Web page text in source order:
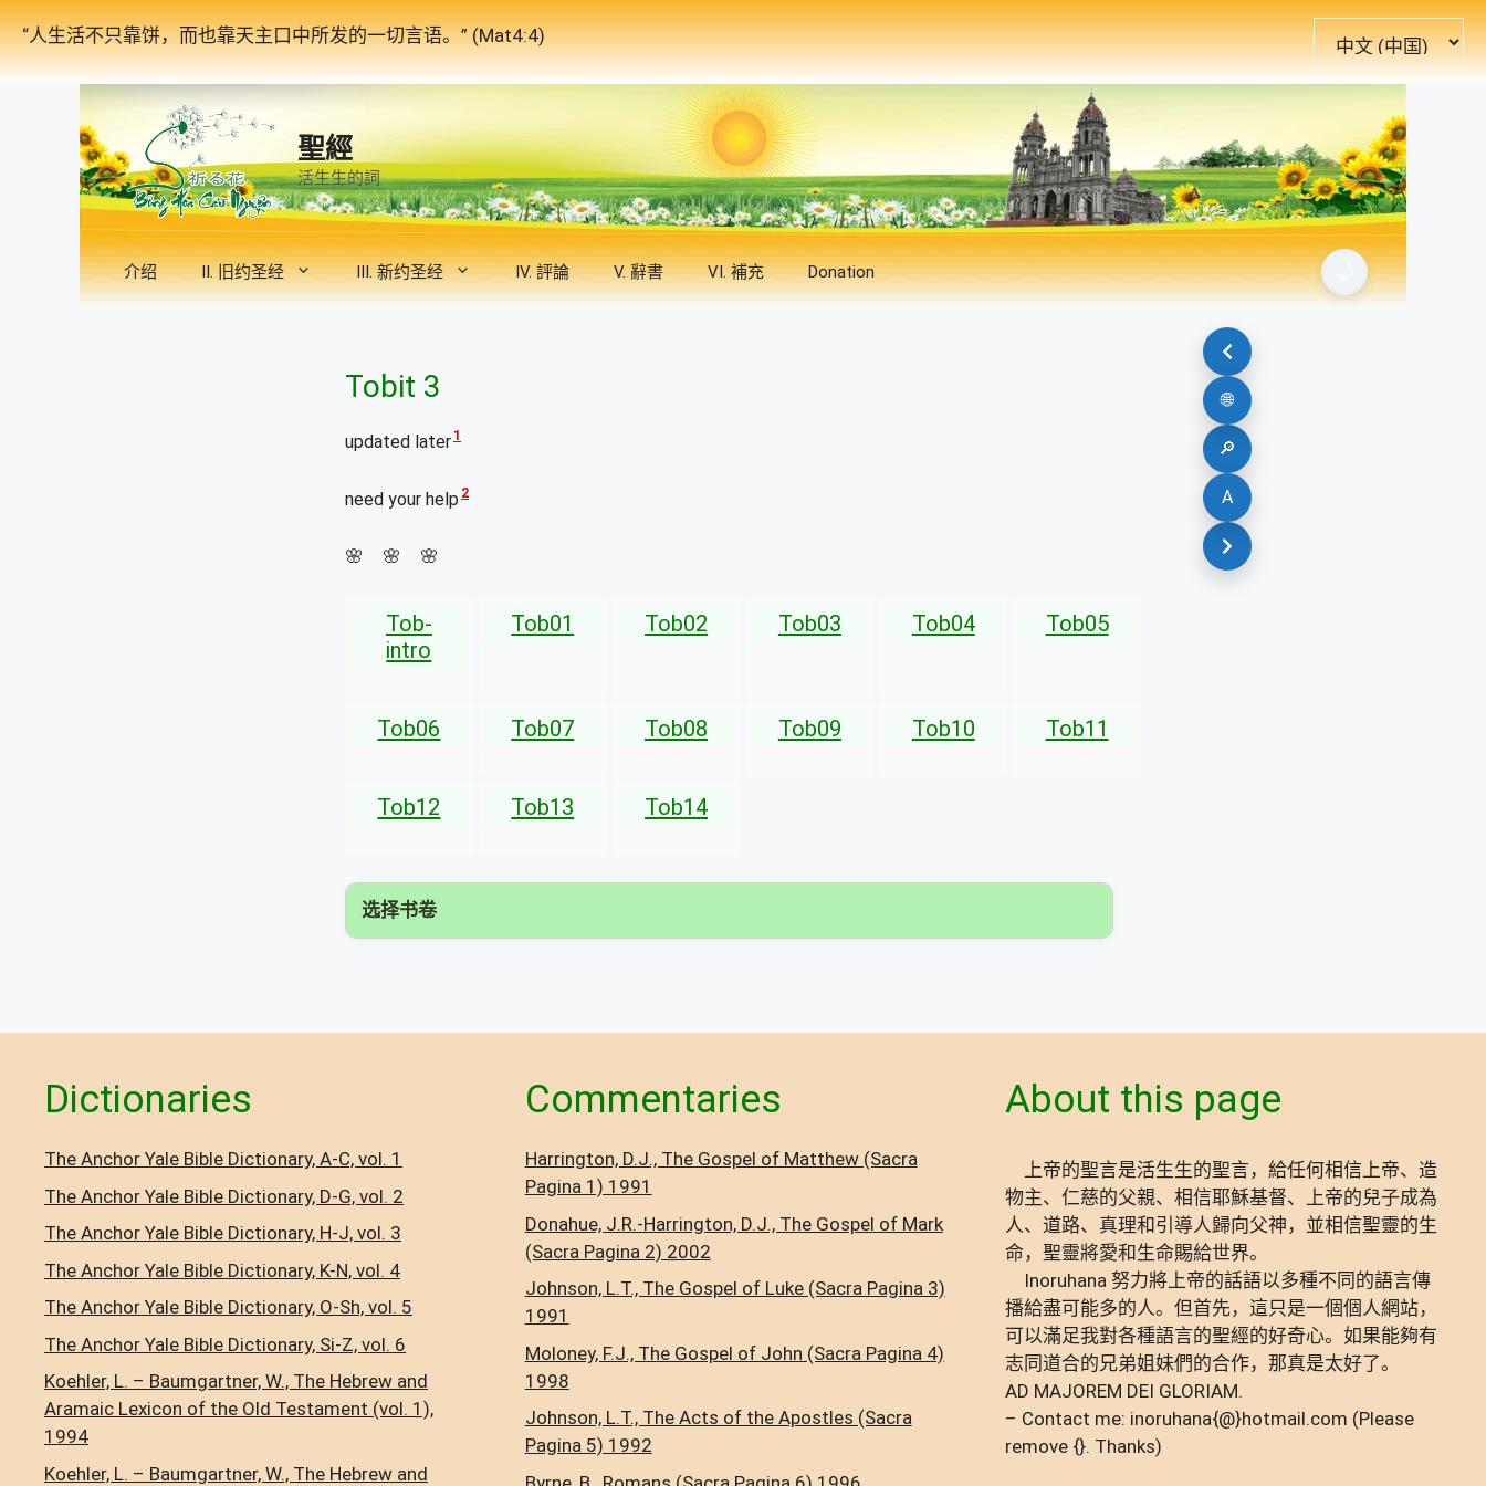
跳
至
内
“人生活不只靠饼，而也靠天主口中所发的一切言语。” (Mat4:4)
选
择
语
聖經
活生生的詞
介绍 II. 旧约圣经 III. 新约圣经 IV. 評論 V. 辭書 VI. 補充 Donation
🌐
🔎
A
Tobit 3
updated later 1
need your help 2
🌸 🌸 🌸
Tob-
intro
Tob01 Tob02 Tob03 Tob04 Tob05
Tob06 Tob07 Tob08 Tob09 Tob10 Tob11
Tob12 Tob13 Tob14
选择书卷
Dictionaries
The Anchor Yale Bible Dictionary, A-C, vol. 1
The Anchor Yale Bible Dictionary, D-G, vol. 2
The Anchor Yale Bible Dictionary, H-J, vol. 3
The Anchor Yale Bible Dictionary, K-N, vol. 4
The Anchor Yale Bible Dictionary, O-Sh, vol. 5
The Anchor Yale Bible Dictionary, Si-Z, vol. 6
Koehler, L. – Baumgartner, W., The Hebrew and
Aramaic Lexicon of the Old Testament (vol. 1),
1994
Koehler, L. – Baumgartner, W., The Hebrew and
Commentaries
Harrington, D.J., The Gospel of Matthew (Sacra
Pagina 1) 1991
Donahue, J.R.-Harrington, D.J., The Gospel of Mark
(Sacra Pagina 2) 2002
Johnson, L.T., The Gospel of Luke (Sacra Pagina 3)
1991
Moloney, F.J., The Gospel of John (Sacra Pagina 4)
1998
Johnson, L.T., The Acts of the Apostles (Sacra
Pagina 5) 1992
About this page
上帝的聖言是活生生的聖言，給任何相信上帝、造
物主、仁慈的父親、相信耶穌基督、上帝的兒子成為
人、道路、真理和引導人歸向父神，並相信聖靈的生
命，聖靈將愛和生命賜給世界。
Inoruhana 努力將上帝的話語以多種不同的語言傳
播給盡可能多的人。但首先，這只是一個個人網站，
可以滿足我對各種語言的聖經的好奇心。如果能夠有
志同道合的兄弟姐妹們的合作，那真是太好了。
AD MAJOREM DEI GLORIAM.
– Contact me: inoruhana{@}hotmail.com (Please
remove {}. Thanks)